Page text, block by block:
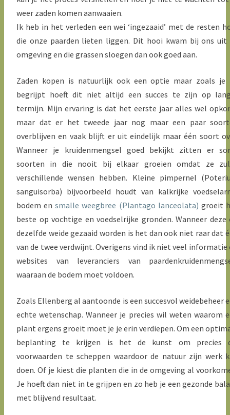
weer zaden komen aanwaaien.
Ik heb in het verleden een wei ‘ingezaaid’ met de resten
die onze paarden lieten liggen. Dit hooi kwam bij ons uit
omgeving en die grassen sloegen dan ook goed aan.
Zaden kopen is natuurlijk ook een optie maar zoals je
begrijpt hoeft dit niet altijd een succes te zijn op
termijn. Mijn ervaring is dat het eerste jaar alles wel
maar dat er het tweede jaar nog maar een paar
overblijven en vaak blijft er uit eindelijk maar één soort
Wanneer je kruidenmengsel goed bekijkt zitten er
soorten in die nooit bij elkaar groeien omdat ze
verschillende wensen hebben. Kleine pimpernel
sanguisorba) bijvoorbeeld houdt van kalkrijke
bodem ensmalle weegbree (Plantago lanceolata) groeit
beste op vochtige en voedselrijke gronden. Wanneer deze
dezelfde weide gezaaid worden is het dan ook niet raar dat
van de twee verdwijnt. Overigens vind ik niet veel informatie
websites van leveranciers van
waaraan de bodem moet voldoen.
Zoals Ellenberg al aantoonde is een succesvol weidebeheer
echte wetenschap. Wanneer je precies wil weten waarom
plant ergens groeit moet je je erin verdiepen. Om een
beplanting te krijgen is het de kunst om precies
voorwaarden te scheppen waardoor de natuur zijn werk
doen. Of je kiest die planten die in de omgeving al
Je hoeft dan niet in te grijpen en zo heb je een gezonde
met blijvend resultaat.